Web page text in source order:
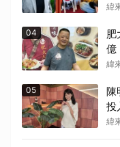
緯
04
肥
億
緯
05
陳
投
緯